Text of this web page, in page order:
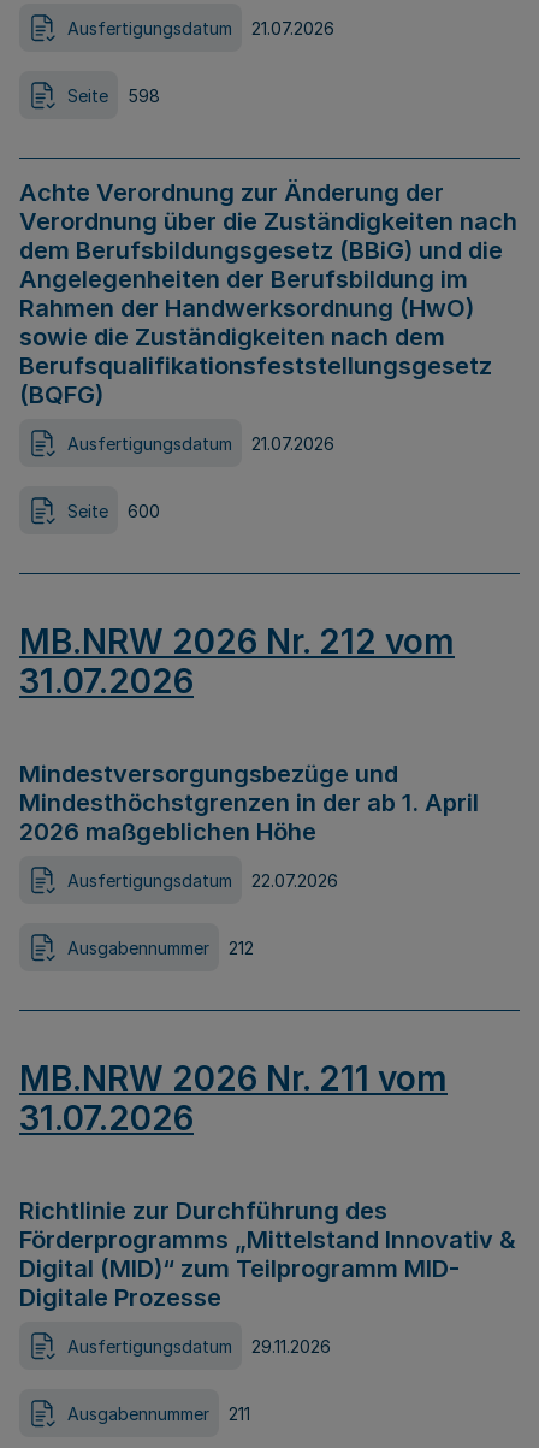
Ausfertigungsdatum 21.07.2026
Seite 598
Achte Verordnung zur Änderung der
Verordnung über die Zuständigkeiten nach
dem Berufsbildungsgesetz (BBiG) und die
Angelegenheiten der Berufsbildung im
Rahmen der Handwerksordnung (HwO)
sowie die Zuständigkeiten nach dem
Berufsqualifikationsfeststellungsgesetz
(BQFG)
Ausfertigungsdatum 21.07.2026
Seite 600
MB.NRW 2026 Nr. 212 vom
31.07.2026
Mindestversorgungsbezüge und
Mindesthöchstgrenzen in der ab 1. April
2026 maßgeblichen Höhe
Ausfertigungsdatum 22.07.2026
Ausgabennummer 212
MB.NRW 2026 Nr. 211 vom
31.07.2026
Richtlinie zur Durchführung des
Förderprogramms „Mittelstand Innovativ &
Digital (MID)“ zum Teilprogramm MID-
Digitale Prozesse
Ausfertigungsdatum 29.11.2026
Ausgabennummer 211